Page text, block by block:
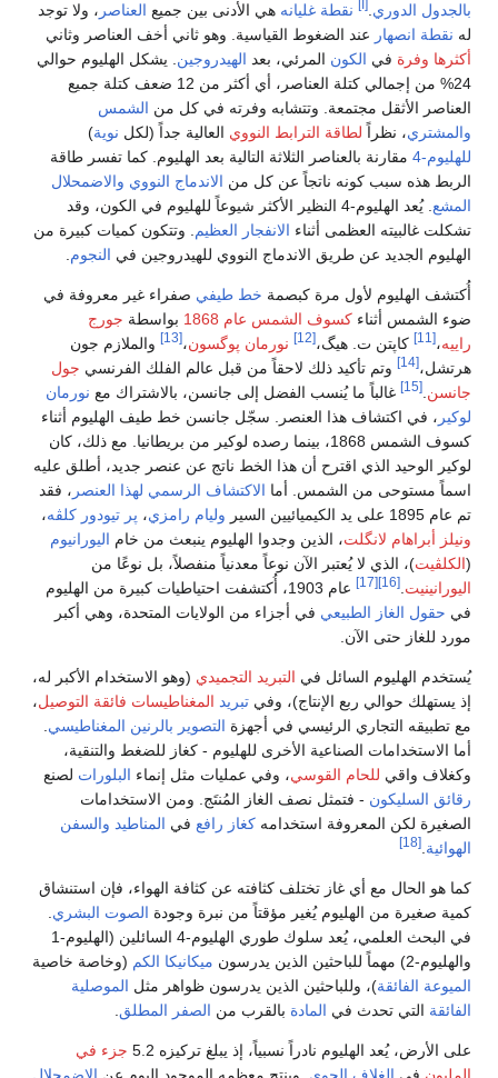
بالجدول الدوري [أ] نقطة غليانه هي الأدنى بين جميع العناصر ، ولا توجد
له نقطة انصهار عند الضغوط القياسية. وهو ثاني أخف العناصر وثاني
أكثرها وفرة في الكون المرئي، بعد الهيدروجين . يشكل الهليوم حوالي
24% من إجمالي كتلة العناصر، أي أكثر من 12 ضعف كتلة جميع
العناصر الأثقل مجتمعة. وتتشابه وفرته في كل من الشمس
والمشتري، نظراً لطاقة الترابط النووي العالية جداً (لكل نوية)
للهليوم-4
مقارنة بالعناصر الثلاثة التالية بعد الهليوم. كما تفسر طاقة
الربط هذه سبب كونه ناتجاً عن كل من الاندماج النووي والاضمحلال
المشع
. يُعد الهليوم-4 النظير الأكثر شيوعاً للهليوم في الكون، وقد
تشكلت غالبيته العظمى أثناء الانفجار العظيم
. وتتكون كميات كبيرة من
الهليوم الجديد عن طريق الاندماج النووي للهيدروجين في النجوم
أُكتشف الهليوم لأول مرة كبصمة خط طيفي صفراء غير معروفة في
ضوء الشمس أثناء كسوف الشمس عام 1868 بواسطة جورج
راييه،[11] كاپتن ت. هيگ،[12] نورمان پوگسون،[13]
والملازم جون
هرتشل،[14] وتم تأكيد ذلك لاحقاً من قبل عالم الفلك الفرنسي جول
جانسن [15] غالباً ما يُنسب الفضل إلى جانسن، بالاشتراك مع نورمان
لوكير ، في اكتشاف هذا العنصر. سجّل جانسن خط طيف الهليوم أثناء
كسوف الشمس 1868، بينما رصده لوكير من بريطانيا. مع ذلك، كان
لوكير الوحيد الذي اقترح أن هذا الخط ناتج عن عنصر جديد، أطلق عليه
اسماً مستوحى من الشمس. أما الاكتشاف الرسمي لهذا العنصر ، فقد
تم عام 1895 على يد الكيميائيين السير
وليام رامزي، پر تيودور كلڤه،
ونيلز أبراهام لانگلت، الذين وجدوا الهليوم ينبعث من خام اليورانيوم
(الكلڤيت)، الذي لا يُعتبر الآن نوعاً معدنياً منفصلاً، بل نوعًا من
اليورانينيت [16]
[17]
عام 1903، أُكتشفت احتياطيات كبيرة من الهليوم
في حقول الغاز الطبيعي في أجزاء من الولايات المتحدة، وهي أكبر
مورد للغاز حتى الآن.
يُستخدم الهليوم السائل في التبريد التجميدي (وهو الاستخدام الأكبر له،
إذ يستهلك حوالي ربع الإنتاج)، وفي تبريد المغناطيسات فائقة التوصيل،
مع تطبيقه التجاري الرئيسي في أجهزة التصوير بالرنين المغناطيسي
أما الاستخدامات الصناعية الأخرى للهليوم - كغاز للضغط والتنقية،
وكغلاف واقي للحام القوسي، وفي عمليات مثل إنماء البلورات لصنع
رقائق السليكون - فتمثل نصف الغاز المُنتَج. ومن الاستخدامات
الصغيرة لكن المعروفة استخدامه كغاز رافع في المناطيد والسفن
الهوائية [18]
كما هو الحال مع أي غاز تختلف كثافته عن كثافة الهواء، فإن استنشاق
كمية صغيرة من الهليوم يُغير مؤقتاً من نبرة وجودة الصوت البشري
في البحث العلمي، يُعد سلوك طوري الهليوم-4 السائلين (الهليوم-1
والهليوم-2) مهماً للباحثين الذين يدرسون
ميكانيكا الكم (وخاصة خاصية
الميوعة الفائقة)، وللباحثين الذين يدرسون ظواهر مثل الموصلية
الفائقة التي تحدث في المادة بالقرب من الصفر المطلق
على الأرض، يُعد الهليوم نادراً نسبياً، إذ يبلغ تركيزه 5.2
جزء في
المليون في الغلاف الجوي . وينتج معظمه الموجود اليوم عن الاضمحلال